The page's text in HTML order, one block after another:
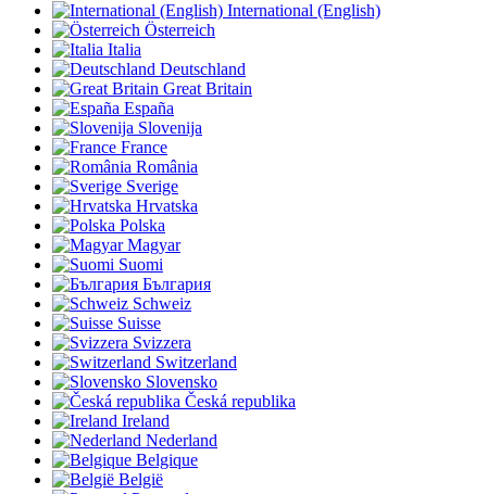
International (English)
Österreich
Italia
Deutschland
Great Britain
España
Slovenija
France
România
Sverige
Hrvatska
Polska
Magyar
Suomi
България
Schweiz
Suisse
Svizzera
Switzerland
Slovensko
Česká republika
Ireland
Nederland
Belgique
België